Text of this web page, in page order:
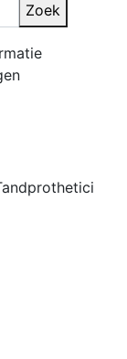
Zoek